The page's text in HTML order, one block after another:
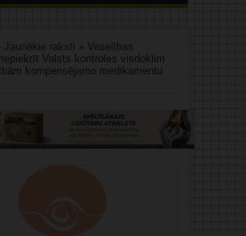
Jaunākie raksti » Veselības
Valsts kontroles viedoklim
kompensējamo medikamentu